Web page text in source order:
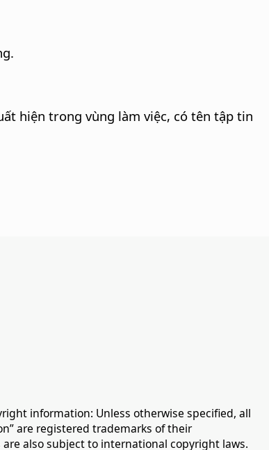
hiện trong vùng làm việc, có tên tập tin
information: Unless otherwise specified, all
are registered trademarks of their
also subject to international copyright laws.